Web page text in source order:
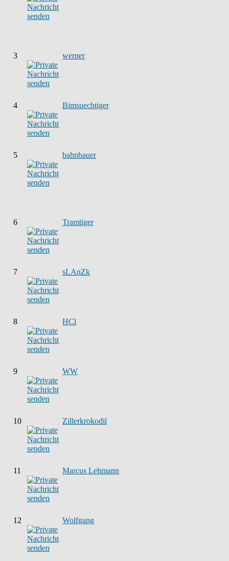
3 werner
4 Bimsuechtiger
5 bahnbauer
6 Tramtiger
7 sLAnZk
8 HCl
9 WW
10 Zillerkrokodil
11 Marcus Lehmann
12 Wolfgang